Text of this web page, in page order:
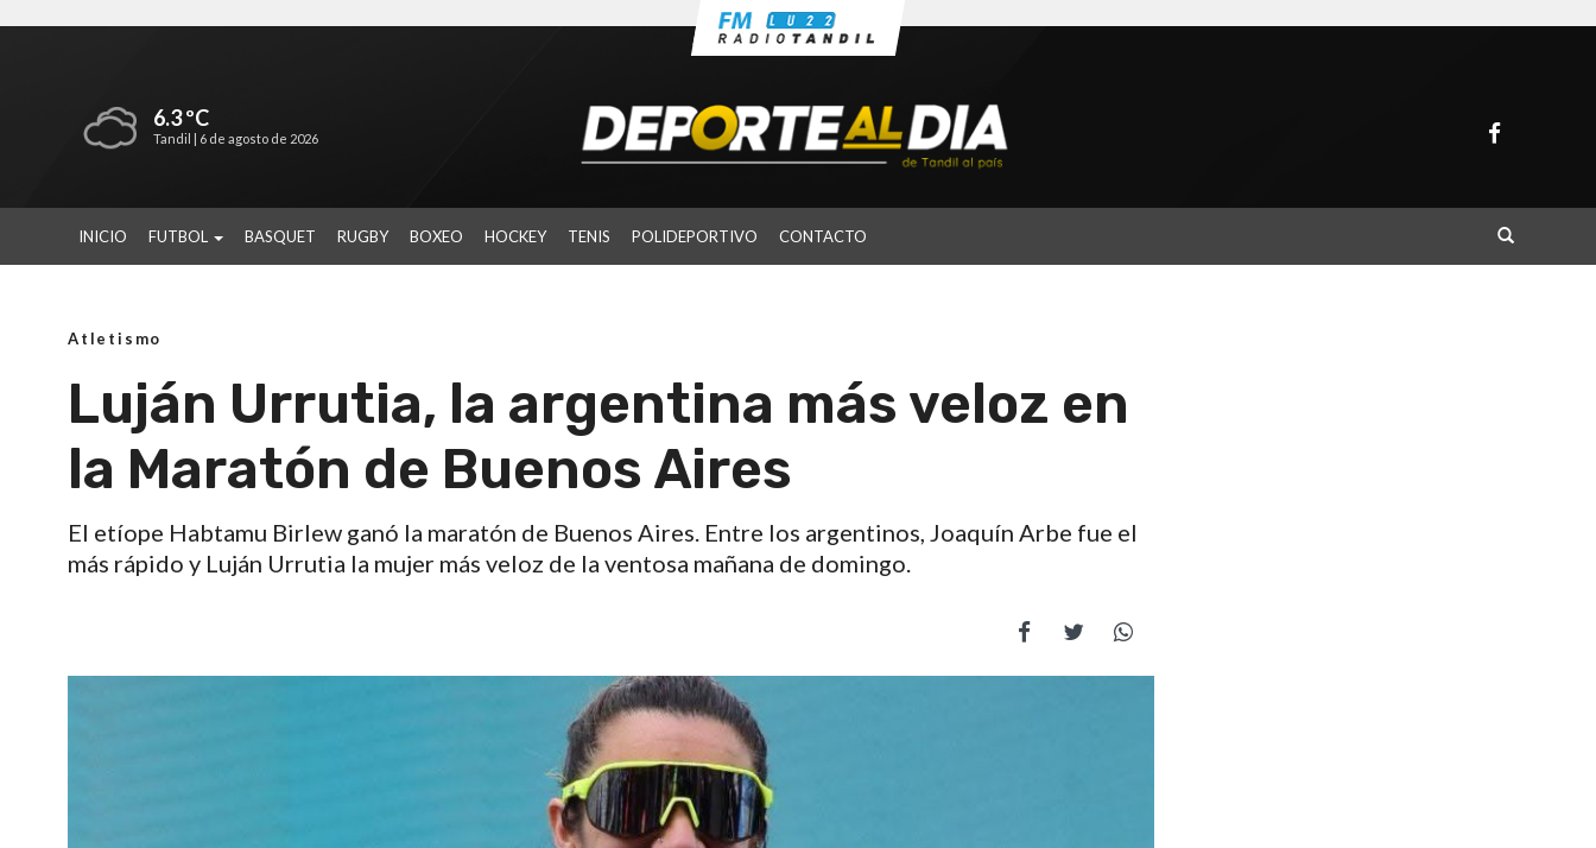
6.3 ºC
Tandil | 6 de agosto de 2026
INICIO FUTBOL BASQUET RUGBY BOXEO HOCKEY TENIS POLIDEPORTIVO CONTACTO
Atletismo
Luján Urrutia, la argentina más veloz en
la Maratón de Buenos Aires
El etíope Habtamu Birlew ganó la maratón de Buenos Aires. Entre los argentinos, Joaquín Arbe fue el
más rápido y Luján Urrutia la mujer más veloz de la ventosa mañana de domingo.